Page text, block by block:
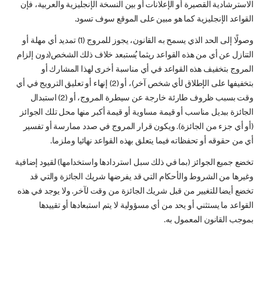
الاسترشادية القصيرة أو الإعلانات أو بين النسخة الإنجليزية والعربية، فإن
القواعد الإنجليزية كما هو مبين على الموقع سوف تسود.
وصولًا إلى الحد الذي يسمح به القانون، يجوز للمروج (1) تمديد أي مهلة أو
التنازل عن أي من هذه القواعد ريثما يُستبعد خلاف ذلك الشخص(دون إلزام
المروج بتخفيف هذه القواعد في أي مناسبة أخرى لهذا المشارك أو
بتخفيفها على الإطلاق لأي شخص آخر)، أو (2) إنهاء أو تعليق الترويج في أي
وقت بسبب ظروف طارئة خارجة عن سيطرة المروج، أو (2) استبدال
الجائزة ببديل مناسب أو قيمة مساوية أو قيمة أكبر منها محل تلك الجوائز
(أو أي جزء من الجائزة). ويكون قرار المروج في صدد ممارسة أو تفسير
أي من حقوقه أو تحفظاته فيما يتعلق بهذه القواعد نهائيا وملزما.
تخضع جميع الجوائز (بما في ذلك سبل استردادها واستخدامها) لقيود إضافية
وغيرها من الشروط والأحكام التي قد يفرضها شريك الجائزة والتي قد
تخضع أيضا للتغيير من قبل شريك الجائزة من وقت لآخر. ولا يوجد في هذه
القواعد ما يستثني أو يحد من أي مسؤولية لا يتم استبعادها أو تقييدها
بموجب القانون المعمول به.